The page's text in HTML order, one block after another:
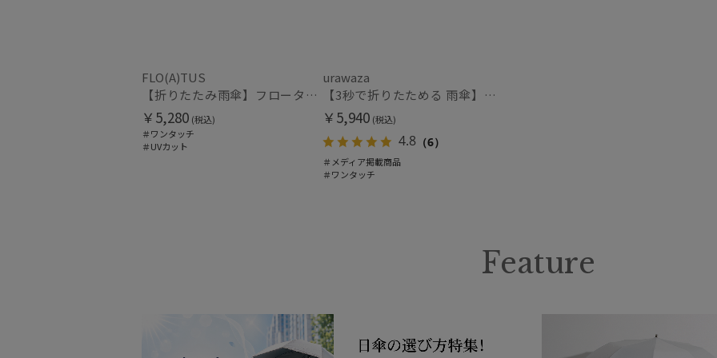
FLO(A)TUS
【折りたたみ雨傘】フロータス（FLO(A)TUS）プレーン60 超撥水傘 晴雨兼用 UV対応 自動開閉 大きめ
￥5,280 (税込)
＃ワンタッチ
＃UVカット
urawaza
【3秒で折りたためる 雨傘】urawaza (ウラワザ) 無地 プレーン 折りたたみ傘 【公式ムーンバット】 レディース メンズ ユニセックス 男女兼用 晴雨兼用 ジャンプ式 撥水 UV 自動開閉
￥5,940 (税込)
4.8 （6）
＃メディア掲載商品
＃ワンタッチ
Feature